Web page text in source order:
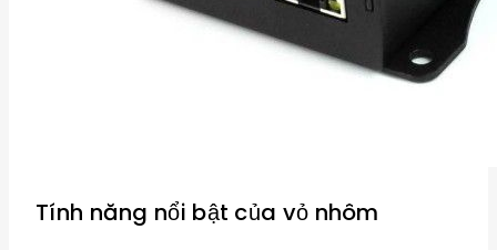
Tính năng nổi bật của vỏ nhôm